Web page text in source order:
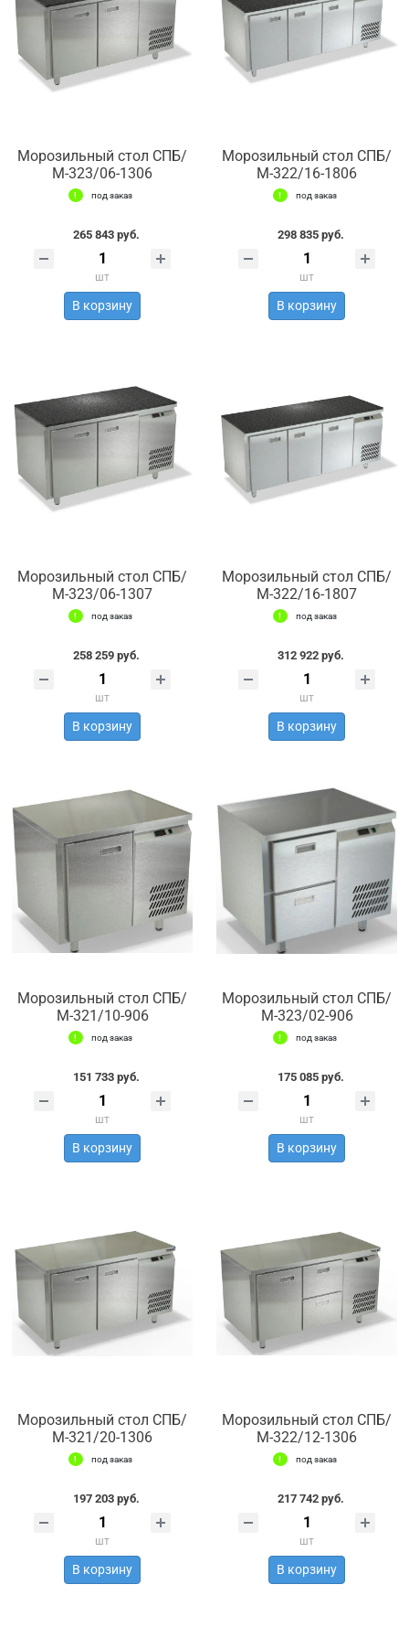
Морозильный стол СПБ/
М-323/06-1306
под заказ
265 843 руб.
шт
В корзину
Морозильный стол СПБ/
М-322/16-1806
под заказ
298 835 руб.
шт
В корзину
Морозильный стол СПБ/
М-323/06-1307
под заказ
258 259 руб.
шт
В корзину
Морозильный стол СПБ/
М-322/16-1807
под заказ
312 922 руб.
шт
В корзину
Морозильный стол СПБ/
М-321/10-906
под заказ
151 733 руб.
шт
В корзину
Морозильный стол СПБ/
М-323/02-906
под заказ
175 085 руб.
шт
В корзину
Морозильный стол СПБ/
М-321/20-1306
под заказ
197 203 руб.
шт
В корзину
Морозильный стол СПБ/
М-322/12-1306
под заказ
217 742 руб.
шт
В корзину